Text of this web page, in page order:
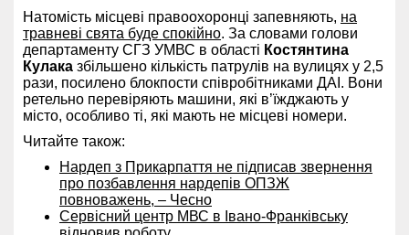
Натомість місцеві правоохоронці запевняють, на
травневі свята буде спокійно. За словами голови
департаменту СГЗ УМВС в області Костянтина
Кулака збільшено кількість патрулів на вулицях у 2,5
рази, посилено блокпости співробітниками ДАІ. Вони
ретельно перевіряють машини, які в’їжджають у
місто, особливо ті, які мають не місцеві номери.
Читайте також:
Нардеп з Прикарпаття не підписав звернення
про позбавлення нардепів ОПЗЖ
повноважень, – Чесно
Сервісний центр МВС в Івано-Франківську